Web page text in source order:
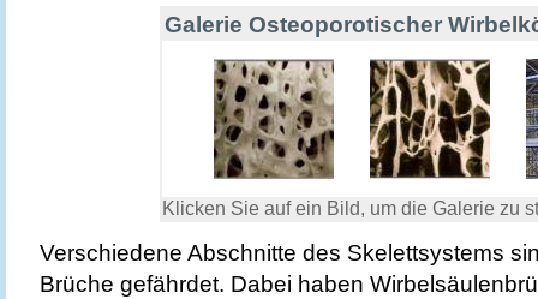
Galerie Osteoporotischer
Klicken Sie auf ein Bild, um die Galerie zu
Verschiedene Abschnitte des Skelettsystems
Brüche gefährdet. Dabei haben